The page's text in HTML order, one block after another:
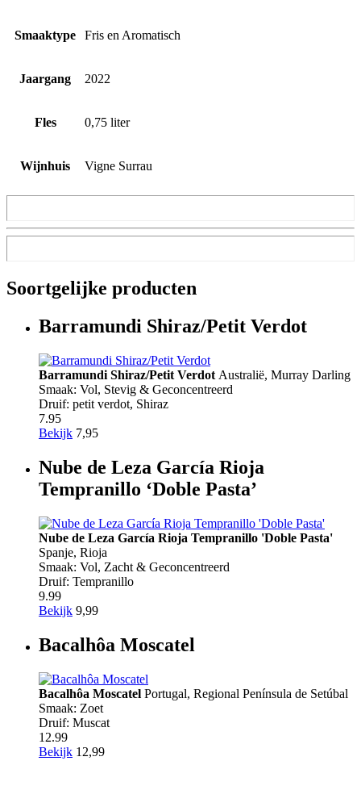
Smaaktype Fris en Aromatisch
Jaargang 2022
Fles 0,75 liter
Wijnhuis Vigne Surrau
Soortgelijke producten
Barramundi Shiraz/Petit Verdot
Barramundi Shiraz/Petit Verdot Australië, Murray Darling
Smaak: Vol, Stevig & Geconcentreerd
Druif: petit verdot, Shiraz
7.95
Bekijk 7,95
Nube de Leza García Rioja
Tempranillo ‘Doble Pasta’
Nube de Leza García Rioja Tempranillo 'Doble Pasta'
Spanje, Rioja
Smaak: Vol, Zacht & Geconcentreerd
Druif: Tempranillo
9.99
Bekijk 9,99
Bacalhôa Moscatel
Bacalhôa Moscatel Portugal, Regional Península de Setúbal
Smaak: Zoet
Druif: Muscat
12.99
Bekijk 12,99